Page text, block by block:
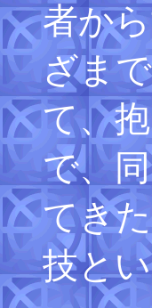
者か
ざま
て、
で、
てき
技と